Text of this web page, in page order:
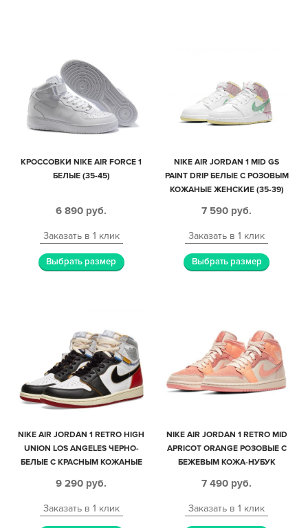
КРОССОВКИ NIKE AIR FORCE 1
БЕЛЫЕ (35-45)
6 890 руб.
Заказать в 1 клик
Выбрать размер
NIKE AIR JORDAN 1 MID GS
PAINT DRIP БЕЛЫЕ С РОЗОВЫМ
КОЖАНЫЕ ЖЕНСКИЕ (35-39)
7 590 руб.
Заказать в 1 клик
Выбрать размер
NIKE AIR JORDAN 1 RETRO HIGH
UNION LOS ANGELES ЧЕРНО-
БЕЛЫЕ С КРАСНЫМ КОЖАНЫЕ
9 290 руб.
Заказать в 1 клик
NIKE AIR JORDAN 1 RETRO MID
APRICOT ORANGE РОЗОВЫЕ С
БЕЖЕВЫМ КОЖА-НУБУК
7 490 руб.
Заказать в 1 клик